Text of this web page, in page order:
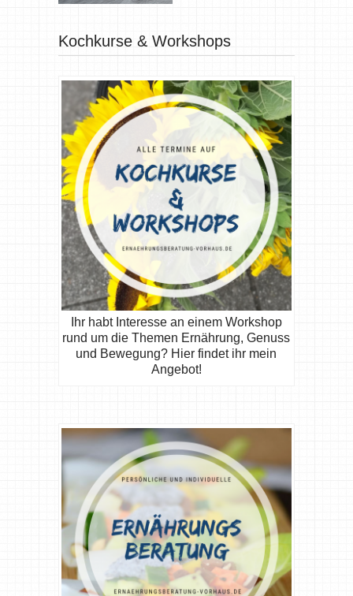
Kochkurse & Workshops
Ihr habt Interesse an einem Workshop
rund um die Themen Ernährung, Genuss
und Bewegung? Hier findet ihr mein
Angebot!